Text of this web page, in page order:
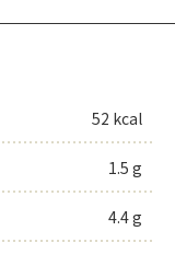
52 kcal
1.5 g
4.4 g